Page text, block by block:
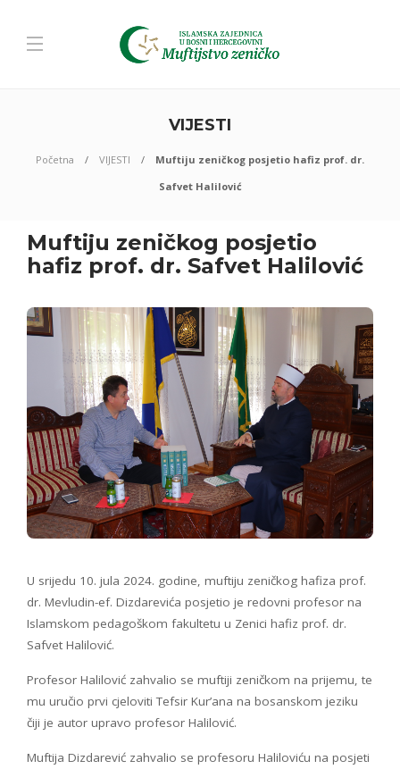
VIJESTI
Početna VIJESTI
Muftiju zeničkog posjetio hafiz prof. dr.
Safvet Halilović
Muftiju zeničkog posjetio
hafiz prof. dr. Safvet Halilović
U srijedu 10. jula 2024. godine, muftiju zeničkog hafiza prof.
dr. Mevludin-ef. Dizdarevića posjetio je redovni profesor na
Islamskom pedagoškom fakultetu u Zenici hafiz prof. dr.
Safvet Halilović.
Profesor Halilović zahvalio se muftiji zeničkom na prijemu, te
mu uručio prvi cjeloviti Tefsir Kur’ana na bosanskom jeziku
čiji je autor upravo profesor Halilović.
Muftija Dizdarević zahvalio se profesoru Haliloviću na posjeti